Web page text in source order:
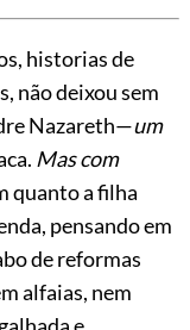
historias de
não deixou sem
Nazareth—um
Mas com
quanto a filha
pensando em
de reformas
alfaias, nem